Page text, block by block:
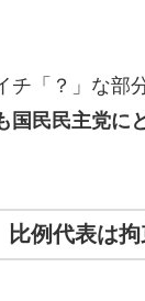
チ「？」な部
国民民主党に
例代表は